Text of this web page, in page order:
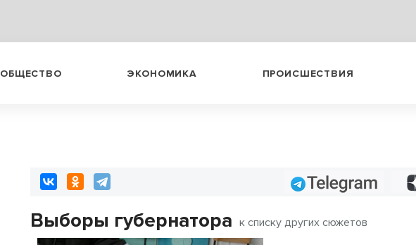
ОБЩЕСТВО ЭКОНОМИКА ПРОИСШЕСТВИЯ
Telegram
Выборы губернатора к списку других сюжетов